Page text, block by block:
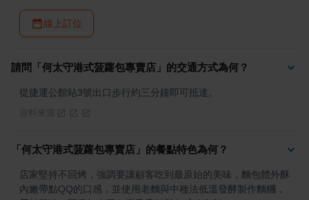
線上訂位
請問「何太守港式菠蘿包專賣店」的交通方式為何？
從捷運公館站3號出口步行約三分鐘即可抵達。
「何太守港式菠蘿包專賣店」的餐點特色為何？
店家堅持不回烤，強調要讓顧客吃到最原始的美味，麵包體外酥
內嫩帶點QQ的口感，並使用老麵與中種法低溫發酵製作麵糰，